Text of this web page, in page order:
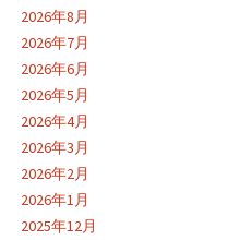
2026年8月
2026年7月
2026年6月
2026年5月
2026年4月
2026年3月
2026年2月
2026年1月
2025年12月